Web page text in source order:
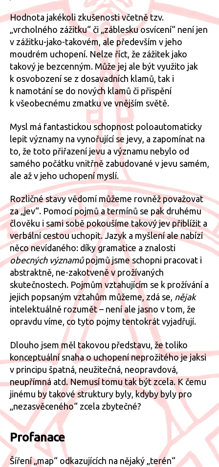
Hodnota jakékoli zkušenosti včetně tzv.
„vrcholného zážitku“ či „záblesku osvícení“ není jen
v zážitku-jako-takovém, ale především v jeho
moudrém uchopení. Nelze říct, že zážitek jako
takový je bezcenným. Může jej ale být využito jak
k osvobození se z dosavadních klamů, tak i
k namotání se do nových klamů či přispění
k všeobecnému zmatku ve vnějším světě.
Mysl má fantastickou schopnost poloautomaticky
lepit významy na vynořující se jevy, a zapomínat na
to, že toto přiřazení jevu a významu nebylo od
samého počátku vnitřně zabudované v jevu samém,
ale až v jeho uchopení myslí.
Rozličné stavy vědomí můžeme rovněž považovat
za „jev“. Pomocí pojmů a termínů se pak druhému
člověku i sami sobě pokoušíme takový jev přiblížit a
verbální cestou uchopit. Jazyk a myšlení ale nabízí
něco nevídaného: díky gramatice a znalosti
obecných významůpojmů jsme schopni pracovat i
abstraktně, ne-zakotveně v prožívaných
skutečnostech. Pojmům vztahujícím se k prožívání a
jejich popsaným vztahům můžeme, zdá se, nějak
intelektuálně rozumět – není ale jasno v tom, že
opravdu víme, co tyto pojmy tentokrát vyjadřují.
Dlouho jsem měl takovou představu, že toliko
konceptuální snaha o uchopení neprožitého je jaksi
v principu špatná, neužitečná, neopravdová,
neupřímná atd. Nemusí tomu tak být zcela. K čemu
jinému by takové struktury byly, kdyby byly pro
„nezasvěceného“ zcela zbytečné?
Profanace
Šíření „map“ odkazujících na nějaký „terén“